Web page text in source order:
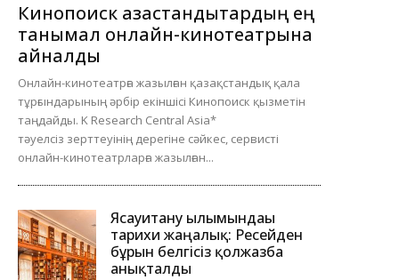
Кинопоиск қазақстандықтардың ең
танымал онлайн-кинотеатрына
айналды
Онлайн-кинотеатрға жазылған қазақстандық қала
тұрғындарының әрбір екіншісі Кинопоиск қызметін
таңдайды. K Research Central Asia*
тәуелсіз зерттеуінің дерегіне сәйкес, сервисті
онлайн-кинотеатрларға жазылған...
Ясауитану ғылымындағы
тарихи жаңалық: Ресейден
бұрын белгісіз қолжазба
анықталды